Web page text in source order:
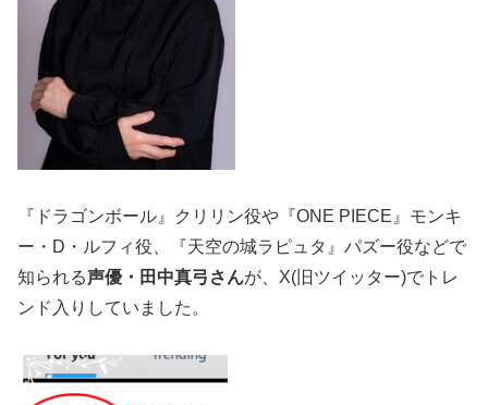
『ドラゴンボール』クリリン役や『ONE PIECE』モンキ
ー・D・ルフィ役、『天空の城ラピュタ』パズー役などで
知られる声優・田中真弓さんが、X(旧ツイッター)でトレ
ンド入りしていました。